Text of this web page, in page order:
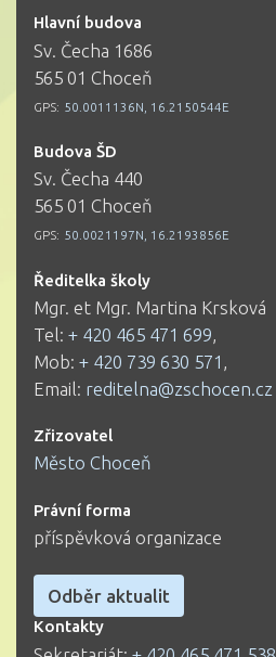
Hlavní budova
Sv. Čecha 1686
565 01 Choceň
GPS: 50.0011136N, 16.2150544E
Budova ŠD
Sv. Čecha 440
565 01 Choceň
GPS: 50.0021197N, 16.2193856E
Ředitelka školy
Mgr. et Mgr. Martina Krsková
Tel: + 420 465 471 699
Mob: + 420 739 630 571
Email: reditelna@zschocen.cz
Zřizovatel
Město Choceň
Právní forma
příspěvková organizace
Odběr aktualit
Kontakty